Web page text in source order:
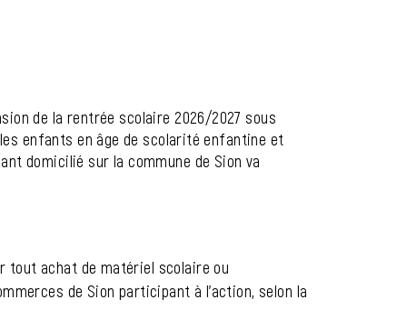
de la rentrée scolaire 2026/2027 sous
enfants en âge de scolarité enfantine et
domicilié sur la commune de Sion va
tout achat de matériel scolaire ou
de Sion participant à l’action, selon la